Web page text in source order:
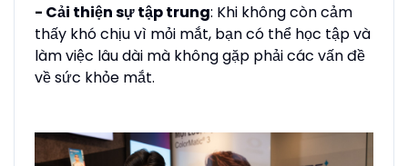
- Cải thiện sự tập trung: Khi không còn cảm
thấy khó chịu vì mỏi mắt, bạn có thể học tập và
làm việc lâu dài mà không gặp phải các vấn đề
về sức khỏe mắt.